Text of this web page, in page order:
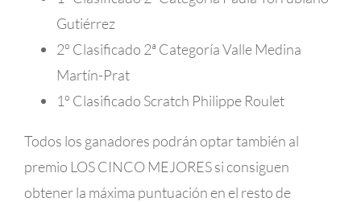
Gutiérrez
2º Clasificado 2ª Categoría Valle Medina
Martín-Prat
1º Clasificado Scratch Philippe Roulet
Todos los ganadores podrán optar también al
premio LOS CINCO MEJORES si consiguen
obtener la máxima puntuación en el resto de